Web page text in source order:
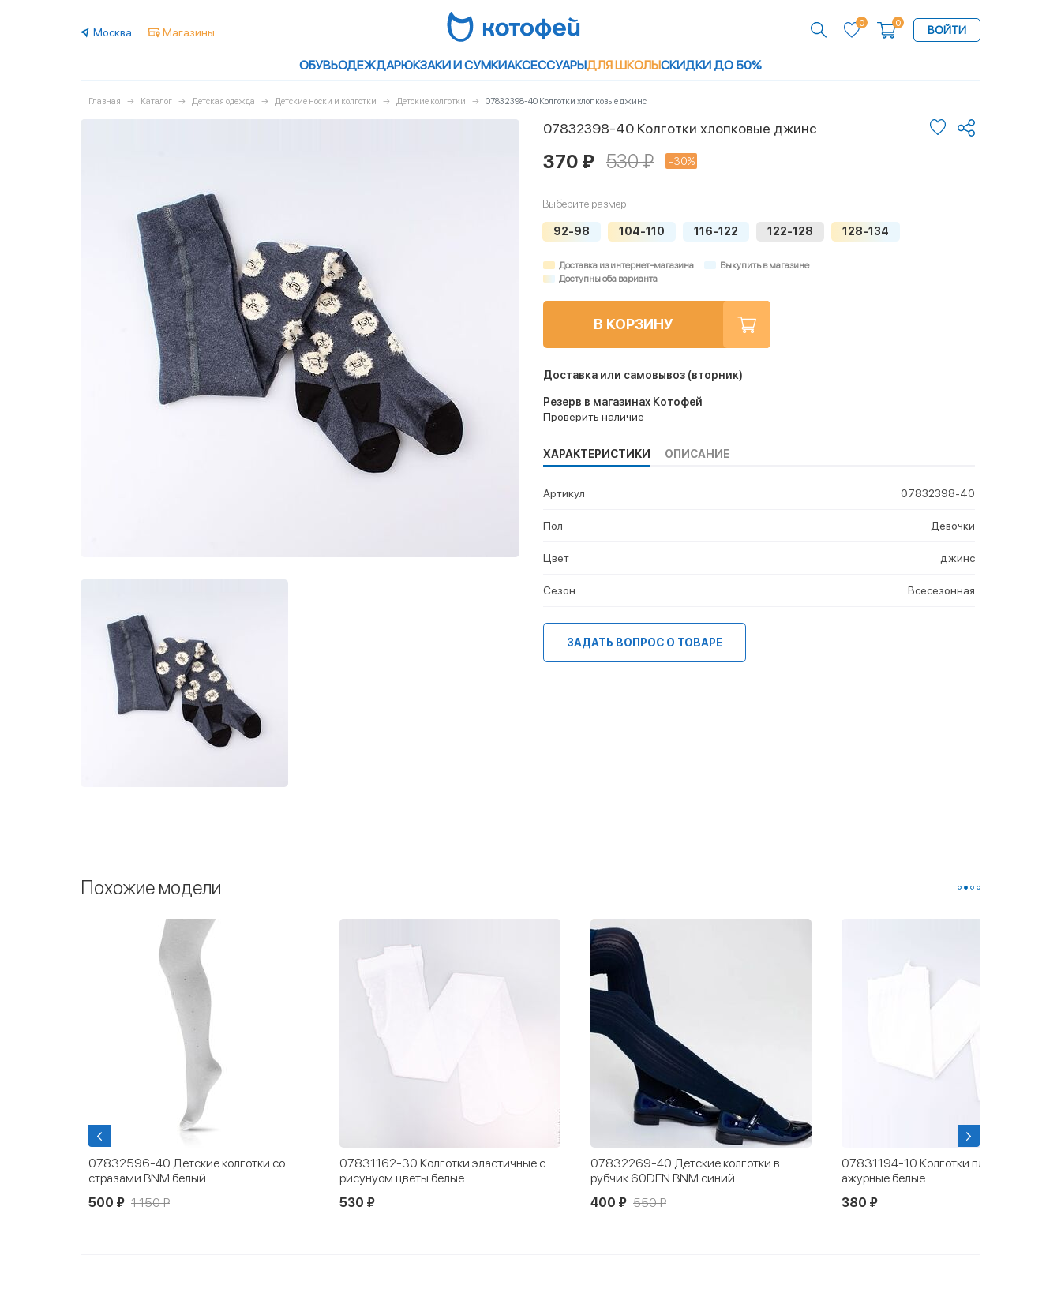
Москва Магазины
0 0
ВОЙТИ
ОБУВЬОДЕЖДАРЮКЗАКИ И СУМКИАКСЕССУАРЫДЛЯ ШКОЛЫСКИДКИ ДО 50%
Главная Каталог Детская одежда Детские носки и колготки Детские колготки 07832398-40 Колготки хлопковые джинс
07832398-40 Колготки хлопковые джинс
370 ₽ 530 ₽ -30%
Выберите размер
92-98 104-110 116-122 122-128 128-134
Доставка из интернет-магазина
Выкупить в магазине
Доступны оба варианта
В КОРЗИНУ
Доставка или самовывоз (вторник)
Резерв в магазинах Котофей
Проверить наличие
ХАРАКТЕРИСТИКИ ОПИСАНИЕ
Артикул 07832398-40
Пол Девочки
Цвет джинс
Сезон Всесезонная
ЗАДАТЬ ВОПРОС О ТОВАРЕ
Похожие модели
07832596-40 Детские колготки со
стразами BNM белый
500 ₽ 1 150 ₽
07831162-30 Колготки эластичные с
рисунуом цветы белые
530 ₽
07832269-40 Детские колготки в
рубчик 60DEN BNM синий
400 ₽ 550 ₽
07831194-10 Колготки плотные
ажурные белые
380 ₽